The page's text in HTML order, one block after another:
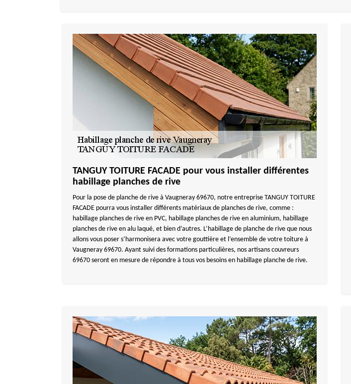
TANGUY TOITURE FACADE pour vous installer différentes
habillage planches de rive
Pour la pose de planche de rive à Vaugneray 69670, notre entreprise TANGUY TOITURE
FACADE pourra vous installer différents matériaux de planches de rive, comme :
habillage planches de rive en PVC, habillage planches de rive en aluminium, habillage
planches de rive en alu laqué, et bien d’autres. L’habillage de planche de rive que nous
allons vous poser s’harmonisera avec votre gouttière et l’ensemble de votre toiture à
Vaugneray 69670. Ayant suivi des formations particulières, nos artisans couvreurs
69670 seront en mesure de répondre à tous vos besoins en habillage planche de rive.